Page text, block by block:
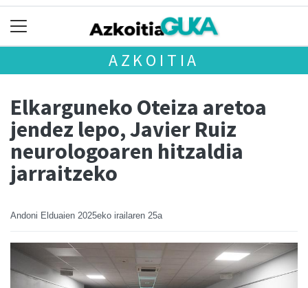
AZKOITIA
Elkarguneko Oteiza aretoa
jendez lepo, Javier Ruiz
neurologoaren hitzaldia
jarraitzeko
Andoni Elduaien 2025eko irailaren 25a